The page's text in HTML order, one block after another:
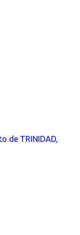
de TRINIDAD,